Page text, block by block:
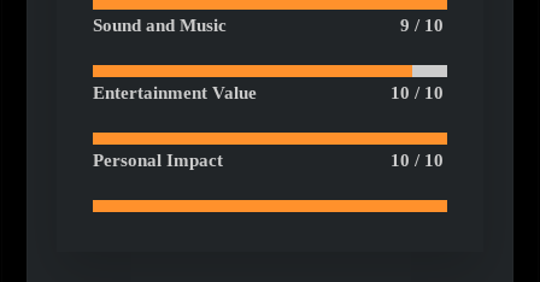
Sound and Music 9 / 10
Entertainment Value 10 / 10
Personal Impact 10 / 10